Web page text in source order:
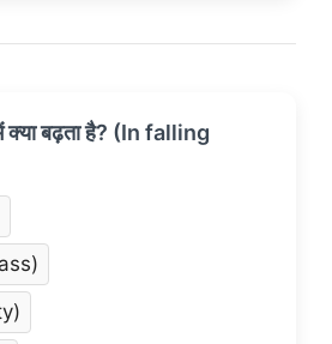
क्या बढ़ता है? (In falling